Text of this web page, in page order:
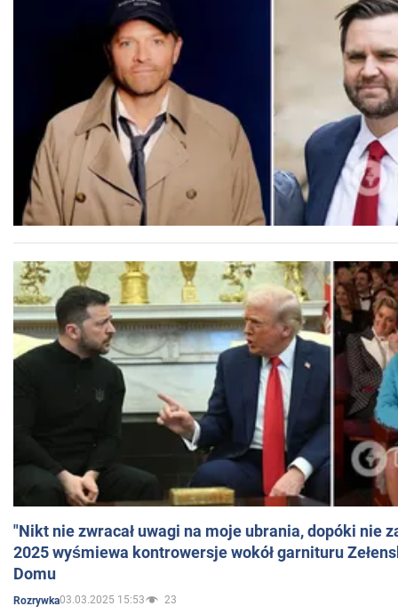
"Nikt nie zwracał uwagi na moje ubrania, dopóki nie
2025 wyśmiewa kontrowersje wokół garnituru
Domu
Rozrywka03.03.2025 15:53 23